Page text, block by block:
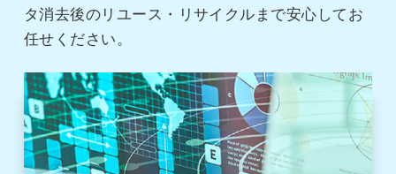
タ消去後のリユース・リサイクルまで安心してお
任せください。